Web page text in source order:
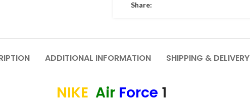
Share:
ADDITIONAL INFORMATION SHIPPING & DELIVERY
NIKE Air Force 1